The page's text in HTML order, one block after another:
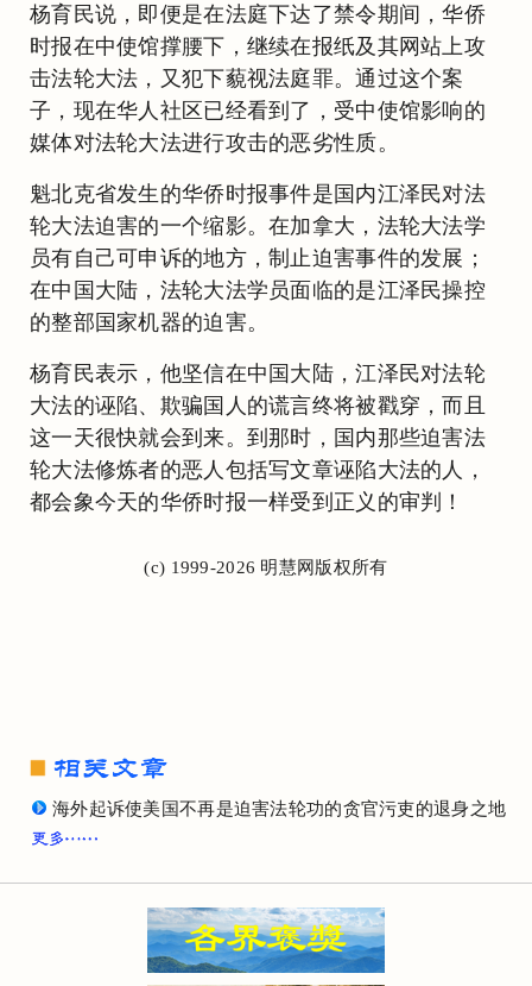
杨育民说，即便是在法庭下达了禁令期间，华侨
时报在中使馆撑腰下，继续在报纸及其网站上攻
击法轮大法，又犯下藐视法庭罪。通过这个案
子，现在华人社区已经看到了，受中使馆影响的
媒体对法轮大法进行攻击的恶劣性质。
魁北克省发生的华侨时报事件是国内江泽民对法
轮大法迫害的一个缩影。在加拿大，法轮大法学
员有自己可申诉的地方，制止迫害事件的发展；
在中国大陆，法轮大法学员面临的是江泽民操控
的整部国家机器的迫害。
杨育民表示，他坚信在中国大陆，江泽民对法轮
大法的诬陷、欺骗国人的谎言终将被戳穿，而且
这一天很快就会到来。到那时，国内那些迫害法
轮大法修炼者的恶人包括写文章诬陷大法的人，
都会象今天的华侨时报一样受到正义的审判！
(c) 1999-2026 明慧网版权所有
海外起诉使美国不再是迫害法轮功的贪官污吏的退身之地